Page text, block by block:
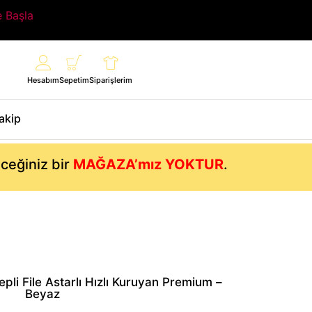
Başla
HesabımSepetimSiparişlerim
bir MAĞAZA’mız YOKTUR.
File Astarlı Hızlı Kuruyan Premium –
Beyaz